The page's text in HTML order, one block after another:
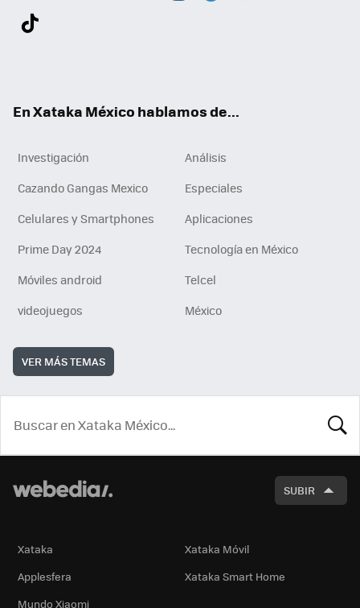
En Xataka México hablamos de...
Investigación
Análisis
Cazando Gangas Mexico
Especiales
Celulares y Smartphones
Aplicaciones
Prime Day 2024
Tecnología en México
Móviles android
Telcel
videojuegos
México
VER MÁS TEMAS
SUBIR
Xataka
Xataka Móvil
Applesfera
Xataka Smart Home
Mundo Xiaomi